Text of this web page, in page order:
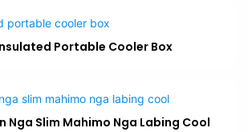
Portable Cooler Box
Nga Slim Mahimo Nga Labing Cool